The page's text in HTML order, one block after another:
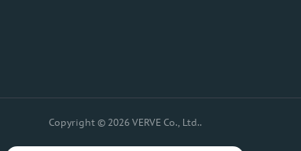
Copyright © 2026 VERVE Co., Ltd..